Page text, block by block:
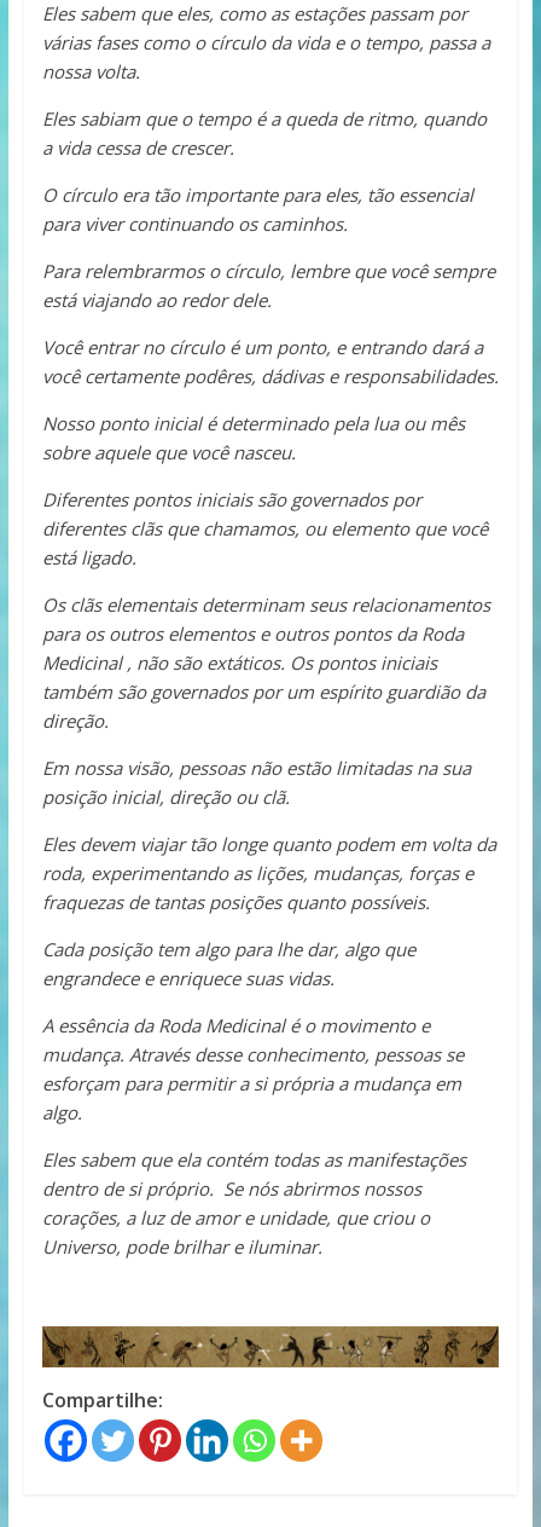
Eles sabem que eles, como as estações passam por
várias fases como o círculo da vida e o tempo, passa a
nossa volta.
Eles sabiam que o tempo é a queda de ritmo, quando
a vida cessa de crescer.
O círculo era tão importante para eles, tão essencial
para viver continuando os caminhos.
Para relembrarmos o círculo, lembre que você sempre
está viajando ao redor dele.
Você entrar no círculo é um ponto, e entrando dará a
você certamente podêres, dádivas e responsabilidades.
Nosso ponto inicial é determinado pela lua ou mês
sobre aquele que você nasceu.
Diferentes pontos iniciais são governados por
diferentes clãs que chamamos, ou elemento que você
está ligado.
Os clãs elementais determinam seus relacionamentos
para os outros elementos e outros pontos da Roda
Medicinal , não são extáticos. Os pontos iniciais
também são governados por um espírito guardião da
direção.
Em nossa visão, pessoas não estão limitadas na sua
posição inicial, direção ou clã.
Eles devem viajar tão longe quanto podem em volta da
roda, experimentando as lições, mudanças, forças e
fraquezas de tantas posições quanto possíveis.
Cada posição tem algo para lhe dar, algo que
engrandece e enriquece suas vidas.
A essência da Roda Medicinal é o movimento e
mudança. Através desse conhecimento, pessoas se
esforçam para permitir a si própria a mudança em
algo.
Eles sabem que ela contém todas as manifestações
dentro de si próprio. Se nós abrirmos nossos
corações, a luz de amor e unidade, que criou o
Universo, pode brilhar e iluminar.
Compartilhe: